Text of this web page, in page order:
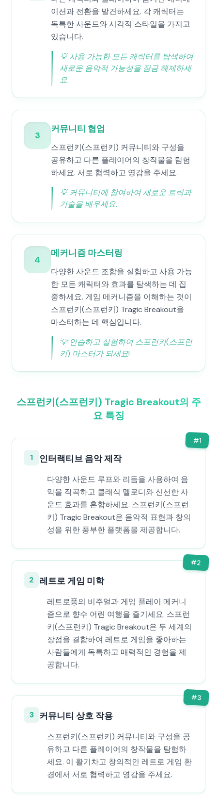
이션과 전환을 발견하세요. 각 캐릭터는
독특한 사운드와 시각적 스타일을 가지고
있습니다.
💡사용 가능한 모든 캐릭터를 탐색하여
새로운 음악적 가능성을 잠금 해제하세
요.
3
커뮤니티 협업
스프런키(스프런키) 커뮤니티와 구성을
공유하고 다른 플레이어의 창작물을 탐험
하세요. 서로 협력하고 영감을 주세요.
💡커뮤니티에 참여하여 새로운 트릭과
기술을 배우세요.
4
메커니즘 마스터링
다양한 사운드 조합을 실험하고 사용 가능
한 모든 캐릭터와 효과를 탐색하는 데 집
중하세요. 게임 메커니즘을 이해하는 것이
스프런키(스프런키) Tragic Breakout을
마스터하는 데 핵심입니다.
💡 연습하고 실험하여 스프런키(스프런
키) 마스터가 되세요!
스프런키(스프런키) Tragic Breakout의 주
요 특징
#1
1 인터랙티브 음악 제작
다양한 사운드 루프와 리듬을 사용하여 음
악을 작곡하고 클래식 멜로디와 신선한 사
운드 효과를 혼합하세요. 스프런키(스프런
키) Tragic Breakout은 음악적 표현과 창의
성을 위한 풍부한 플랫폼을 제공합니다.
#2
2 레트로 게임 미학
레트로풍의 비주얼과 게임 플레이 메커니
즘으로 향수 어린 여행을 즐기세요. 스프런
키(스프런키) Tragic Breakout은 두 세계의
장점을 결합하여 레트로 게임을 좋아하는
사람들에게 독특하고 매력적인 경험을 제
공합니다.
#3
3 커뮤니티 상호 작용
스프런키(스프런키) 커뮤니티와 구성을 공
유하고 다른 플레이어의 창작물을 탐험하
세요. 이 활기차고 창의적인 레트로 게임 환
경에서 서로 협력하고 영감을 주세요.